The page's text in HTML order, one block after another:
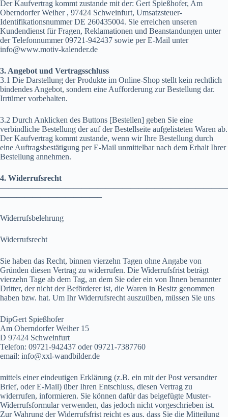
Der Kaufvertrag kommt zustande mit der: Gert Spießhofer, Am
Oberndorfer Weiher , 97424 Schweinfurt, Umsatzsteuer-
Identifikationsnummer DE 260435004. Sie erreichen unseren
Kundendienst für Fragen, Reklamationen und Beanstandungen unter
der Telefonnummer 09721-942437 sowie per E-Mail unter
info@www.motiv-kalender.de
3. Angebot und Vertragsschluss
3.1 Die Darstellung der Produkte im Online-Shop stellt kein rechtlich
bindendes Angebot, sondern eine Aufforderung zur Bestellung dar.
Irrtümer vorbehalten.
3.2 Durch Anklicken des Buttons [Bestellen] geben Sie eine
verbindliche Bestellung der auf der Bestellseite aufgelisteten Waren ab.
Der Kaufvertrag kommt zustande, wenn wir Ihre Bestellung durch
eine Auftragsbestätigung per E-Mail unmittelbar nach dem Erhalt Ihrer
Bestellung annehmen.
4. Widerrufsrecht
————————————————————————————
————————————–
Widerrufsbelehrung
Widerrufsrecht
Sie haben das Recht, binnen vierzehn Tagen ohne Angabe von
Gründen diesen Vertrag zu widerrufen. Die Widerrufsfrist beträgt
vierzehn Tage ab dem Tag, an dem Sie oder ein von Ihnen benannter
Dritter, der nicht der Beförderer ist, die Waren in Besitz genommen
haben bzw. hat. Um Ihr Widerrufsrecht auszuüben, müssen Sie uns
DipGert Spießhofer
Am Oberndorfer Weiher 15
D 97424 Schweinfurt
Telefon: 09721-942437 oder 09721-7387760
email: info@xxl-wandbilder.de
mittels einer eindeutigen Erklärung (z.B. ein mit der Post versandter
Brief, oder E-Mail) über Ihren Entschluss, diesen Vertrag zu
widerrufen, informieren. Sie können dafür das beigefügte Muster-
Widerrufsformular verwenden, das jedoch nicht vorgeschrieben ist.
Zur Wahrung der Widerrufsfrist reicht es aus, dass Sie die Mitteilung